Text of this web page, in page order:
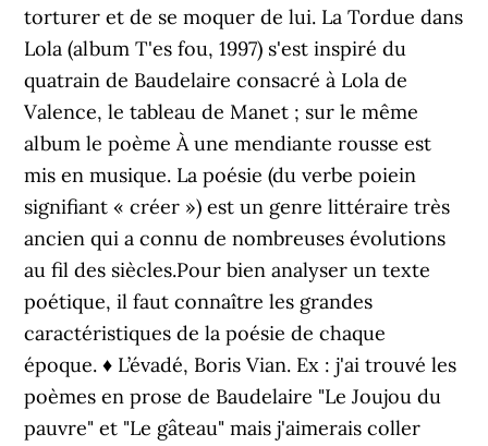
torturer et de se moquer de lui. La Tordue dans
Lola (album T'es fou, 1997) s'est inspiré du
quatrain de Baudelaire consacré à Lola de
Valence, le tableau de Manet ; sur le même
album le poème À une mendiante rousse est
mis en musique. La poésie (du verbe poiein
signifiant « créer ») est un genre littéraire très
ancien qui a connu de nombreuses évolutions
au fil des siècles.Pour bien analyser un texte
poétique, il faut connaître les grandes
caractéristiques de la poésie de chaque
époque. ♦ L’évadé, Boris Vian. Ex : j'ai trouvé les
poèmes en prose de Baudelaire "Le Joujou du
pauvre" et "Le gâteau" mais j'aimerais coller